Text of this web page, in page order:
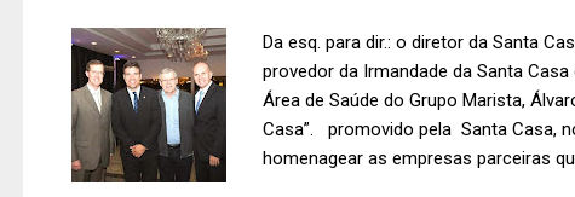
Da esq. para dir.: o diretor da Santa
provedor da Irmandade da Santa
Área de Saúde do Grupo Marista,
Casa”. promovido pela Santa Casa,
homenagear as empresas parceiras